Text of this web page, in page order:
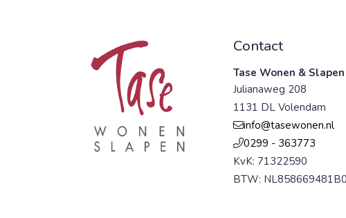
Contact
Tase Wonen & Slapen
Julianaweg 208
1131 DL Volendam
info@tasewonen.nl
0299 - 363773
KvK: 71322590
BTW: